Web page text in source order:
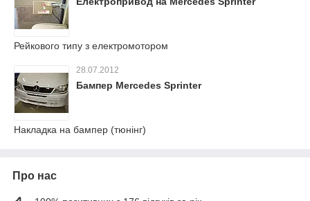
Рейкового типу з електромотором
28.07.2012
Бампер Mercedes Sprinter
Накладка на бампер (тюнінг)
Про нас